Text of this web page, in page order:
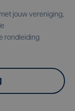
jouw vereniging,
rondleiding